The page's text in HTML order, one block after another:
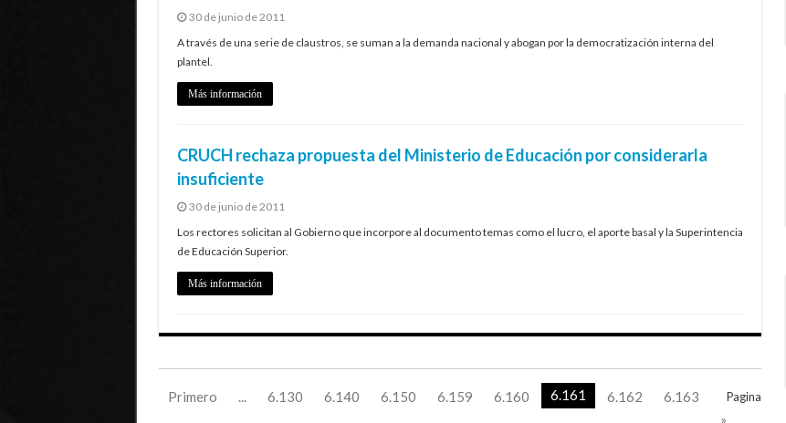
30 de junio de 2011
A través de una serie de claustros, se suman a la demanda nacional y abogan por la democratización interna del
plantel.
Más información
CRUCH rechaza propuesta del Ministerio de Educación por considerarla
insuficiente
30 de junio de 2011
Los rectores solicitan al Gobierno que incorpore al documento temas como el lucro, el aporte basal y la Superintencia
de Educación Superior.
Más información
Pagina
Primero 6.130 6.140 6.150 6.159 6.160 6.161 6.162
6.163
»